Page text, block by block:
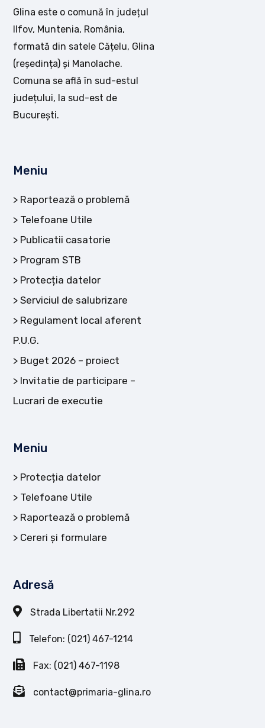
Glina este o comună în județul
Ilfov, Muntenia, România,
formată din satele Cățelu, Glina
(reședința) și Manolache.
Comuna se află în sud-estul
județului, la sud-est de
București.
Meniu
Raportează o problemă
Telefoane Utile
Publicatii casatorie
Program STB
Protecția datelor
Serviciul de salubrizare
Regulament local aferent
P.U.G.
Buget 2026 – proiect
Invitatie de participare –
Lucrari de executie
Meniu
Protecția datelor
Telefoane Utile
Raportează o problemă
Cereri și formulare
Adresă
Strada Libertatii Nr.292
Telefon: (021) 467-1214
Fax: (021) 467-1198
contact@primaria-glina.ro